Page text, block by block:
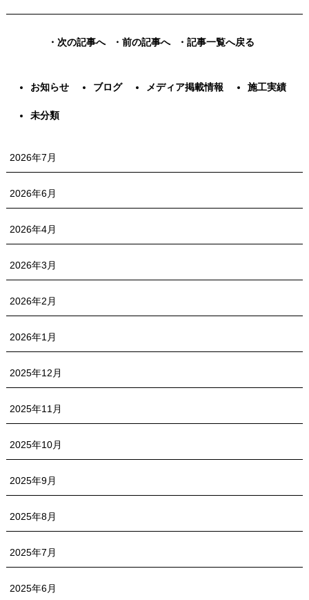
・次の記事へ ・前の記事へ ・記事一覧へ戻る
お知らせ ブログ メディア掲載情報 施工実績
未分類
2026年7月
2026年6月
2026年4月
2026年3月
2026年2月
2026年1月
2025年12月
2025年11月
2025年10月
2025年9月
2025年8月
2025年7月
2025年6月